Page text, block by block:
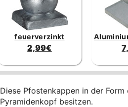
feuerverzinkt
2,99€
Diese Pfostenkappen in der Form
Pyramidenkopf besitzen.